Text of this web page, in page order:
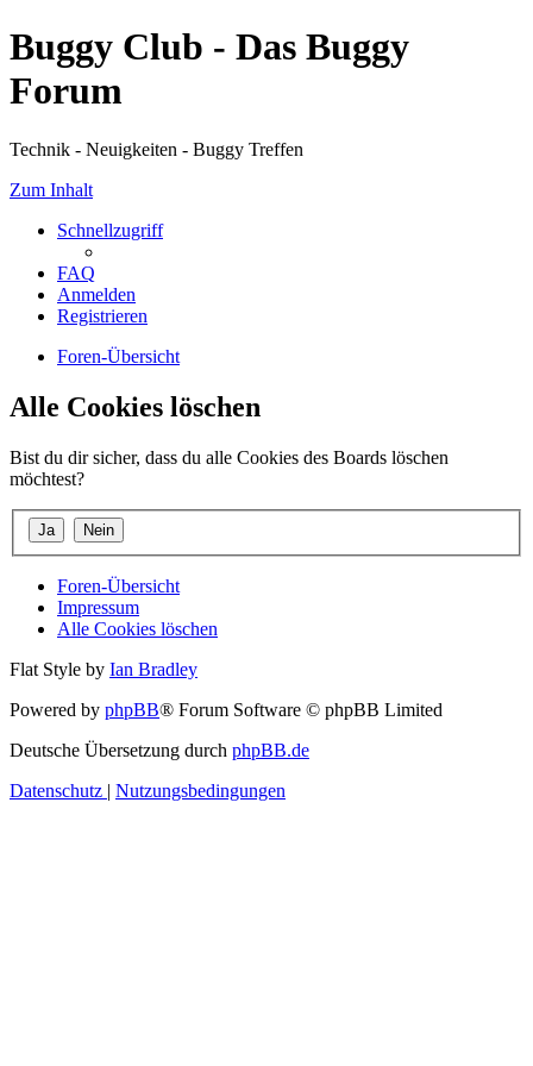
Buggy Club - Das Buggy
Forum
Technik - Neuigkeiten - Buggy Treffen
Zum Inhalt
Schnellzugriff
FAQ
Anmelden
Registrieren
Foren-Übersicht
Alle Cookies löschen
Bist du dir sicher, dass du alle Cookies des Boards löschen
möchtest?
Foren-Übersicht
Impressum
Alle Cookies löschen
Flat Style by Ian Bradley
Powered by phpBB® Forum Software © phpBB Limited
Deutsche Übersetzung durch phpBB.de
Datenschutz | Nutzungsbedingungen